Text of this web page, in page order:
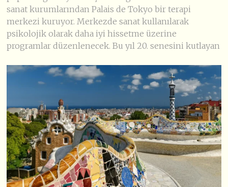
sanat kurumlarından Palais de Tokyo bir terapi
merkezi kuruyor. Merkezde sanat kullanılarak
psikolojik olarak daha iyi hissetme üzerine
programlar düzenlenecek. Bu yıl 20. senesini kutlayan